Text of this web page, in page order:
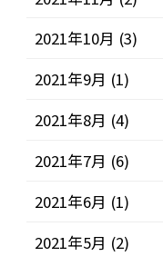
2021年10月 (3)
2021年9月 (1)
2021年8月 (4)
2021年7月 (6)
2021年6月 (1)
2021年5月 (2)